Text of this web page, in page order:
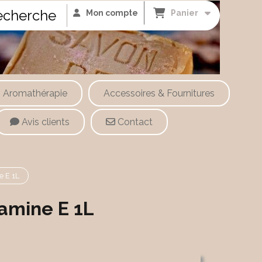
Mon compte Panier
Aromathérapie Accessoires & Fournitures
Avis clients Contact
E 1L
E 1L